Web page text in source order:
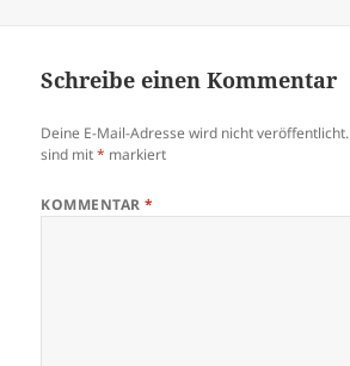
Schreibe einen Kommentar
Deine E-Mail-Adresse wird nicht veröffentlicht.
sind mit* markiert
KOMMENTAR*